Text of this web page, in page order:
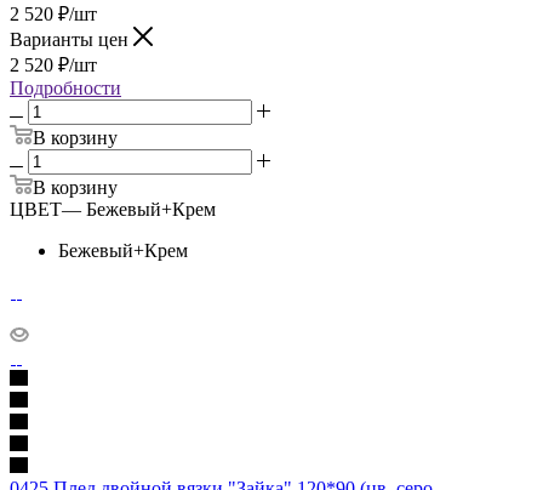
2 520 ₽/шт
Варианты цен
2 520 ₽/шт
Подробности
В корзину
В корзину
ЦВЕТ— Бежевый+Крем
Бежевый+Крем